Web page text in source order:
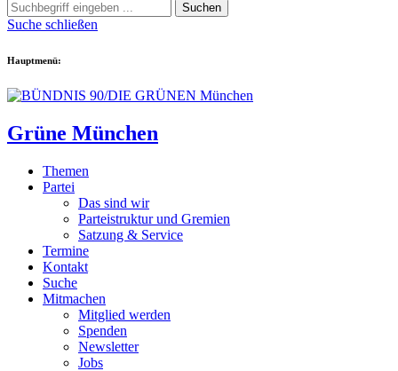
Suchen
Suche schließen
Hauptmenü:
Grüne München
Themen
Partei
Das sind wir
Parteistruktur und Gremien
Satzung & Service
Termine
Kontakt
Suche
Mitmachen
Mitglied werden
Spenden
Newsletter
Jobs